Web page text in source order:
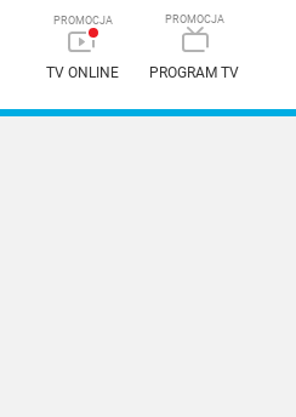
TV ONLINE PROGRAM TV